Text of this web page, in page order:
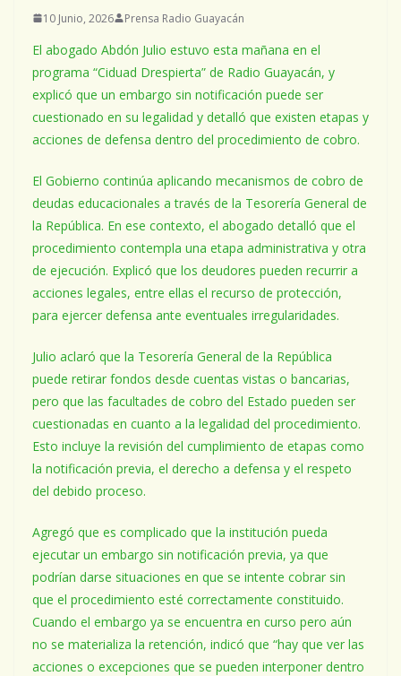
10 Junio, 2026 Prensa Radio Guayacán
El abogado Abdón Julio estuvo esta mañana en el
programa “Ciduad Drespierta” de Radio Guayacán, y
explicó que un embargo sin notificación puede ser
cuestionado en su legalidad y detalló que existen etapas y
acciones de defensa dentro del procedimiento de cobro.
El Gobierno continúa aplicando mecanismos de cobro de
deudas educacionales a través de la Tesorería General de
la República. En ese contexto, el abogado detalló que el
procedimiento contempla una etapa administrativa y otra
de ejecución. Explicó que los deudores pueden recurrir a
acciones legales, entre ellas el recurso de protección,
para ejercer defensa ante eventuales irregularidades.
Julio aclaró que la Tesorería General de la República
puede retirar fondos desde cuentas vistas o bancarias,
pero que las facultades de cobro del Estado pueden ser
cuestionadas en cuanto a la legalidad del procedimiento.
Esto incluye la revisión del cumplimiento de etapas como
la notificación previa, el derecho a defensa y el respeto
del debido proceso.
Agregó que es complicado que la institución pueda
ejecutar un embargo sin notificación previa, ya que
podrían darse situaciones en que se intente cobrar sin
que el procedimiento esté correctamente constituido.
Cuando el embargo ya se encuentra en curso pero aún
no se materializa la retención, indicó que “hay que ver las
acciones o excepciones que se pueden interponer dentro